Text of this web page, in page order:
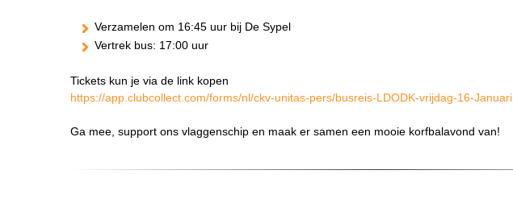
Verzamelen om 16:45 uur bij De Sypel
Vertrek bus: 17:00 uur
Tickets kun je via de link kopen
https://app.clubcollect.com/forms/nl/ckv-unitas-pers/busreis-LDODK-vrijdag-16-Januari
Ga mee, support ons vlaggenschip en maak er samen een mooie korfbalavond van!